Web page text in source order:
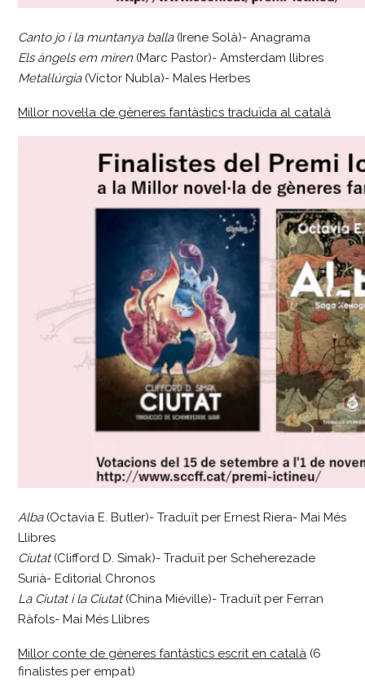
Canto jo i la muntanya balla(Irene Solà)- Anagrama
Els àngels em miren (Marc Pastor)- Amsterdam llibres
Metal·lúrgia(Víctor Nubla)- Males Herbes
Millor novel·la de gèneres fantàstics traduïda al català
Alba(Octavia E. Butler)- Traduït per Ernest Riera- Mai Més
Llibres
Ciutat(Clifford D. Simak)- Traduït per Scheherezade
Surià- Editorial Chronos
La Ciutat i la Ciutat(China Miéville)- Traduït per Ferran
Ràfols- Mai Més Llibres
Millor conte de gèneres fantàstics escrit en català (6
finalistes per empat)